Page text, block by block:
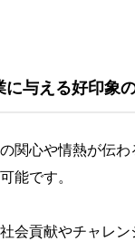
に与える好印象
関心や情熱が伝
能です。
会貢献やチャレ